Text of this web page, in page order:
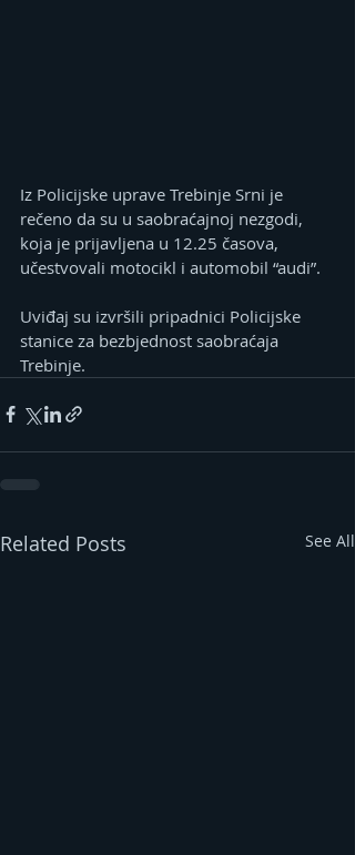
Iz Policijske uprave Trebinje Srni je
rečeno da su u saobraćajnoj nezgodi,
koja je prijavljena u 12.25 časova,
učestvovali motocikl i automobil “audi”.
Uviđaj su izvršili pripadnici Policijske
stanice za bezbjednost saobraćaja
Trebinje.
Related Posts See All